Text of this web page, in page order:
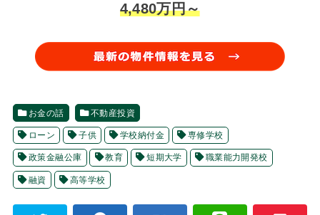
4,480万円～
お金の話 不動産投資
ローン 子供 学校納付金 専修学校
政策金融公庫 教育 短期大学 職業能力開発校
融資 高等学校